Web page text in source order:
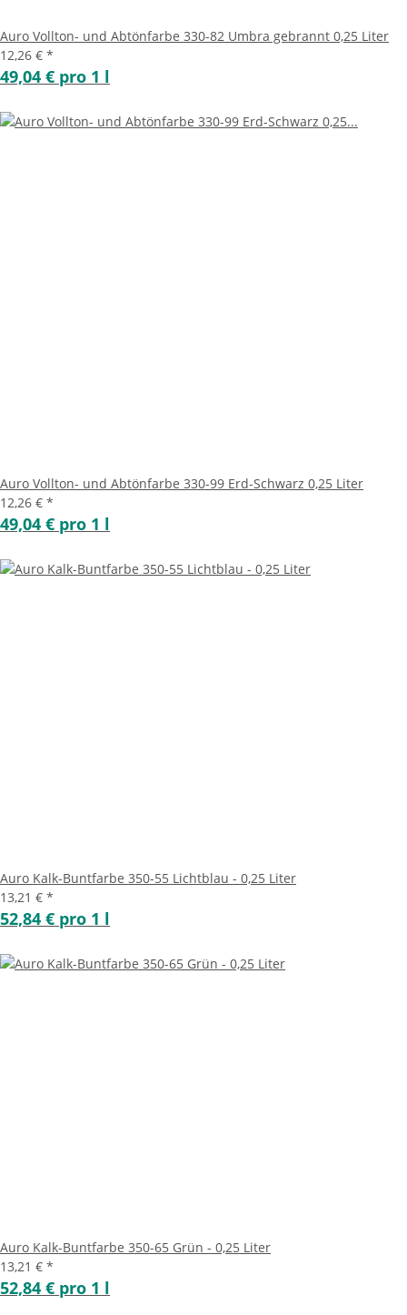
Auro Vollton- und Abtönfarbe 330-82 Umbra gebrannt 0,25 Liter
12,26 € *
49,04 € pro 1 l
Auro Vollton- und Abtönfarbe 330-99 Erd-Schwarz 0,25 Liter
12,26 € *
49,04 € pro 1 l
Auro Kalk-Buntfarbe 350-55 Lichtblau - 0,25 Liter
13,21 € *
52,84 € pro 1 l
Auro Kalk-Buntfarbe 350-65 Grün - 0,25 Liter
13,21 € *
52,84 € pro 1 l